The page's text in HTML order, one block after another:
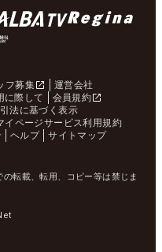
フ募集
運営会社
に際して
会員規約
法に基づく表示
イページサービス利用規約
ヘルプ サイトマップ
転載、転用、コピー等は禁じま